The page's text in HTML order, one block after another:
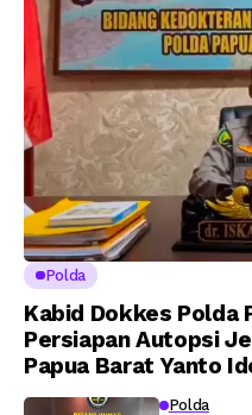
Polda
Kabid Dokkes Polda
Persiapan Autopsi
Papua Barat Yanto
Pelaksanaan
Polda